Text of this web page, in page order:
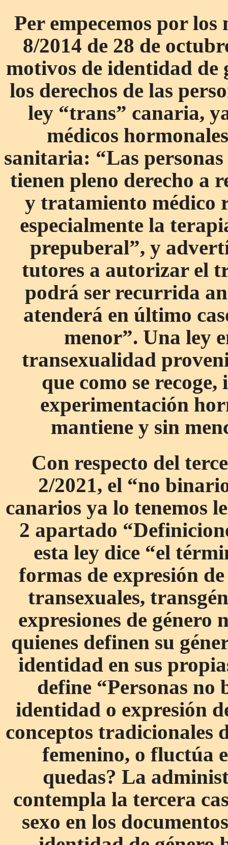
Per empecemos por
8/2014 de 28 de
motivos de identidad de
los derechos de las
ley “trans” canaria,
médicos
sanitaria: “Las
tienen pleno derecho a
y tratamiento médico
especialmente la
prepuberal”, y
tutores a autorizar el
podrá ser recurrida
atenderá en último
menor”. Una ley
transexualidad
que como se
experimentación
mantiene y sin
Con respecto del
2/2021, el “no
canarios ya lo tenemos
2 apartado
esta ley dice “el
formas de expresión
transexuales,
expresiones de género
quienes definen su
identidad en sus
define “Personas no
identidad o expresión
conceptos tradicionales
femenino, o fluctúa
quedas? La
contempla la tercera
sexo en los